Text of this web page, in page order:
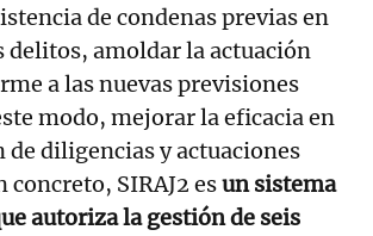
de condenas previas en
delitos, amoldar la actuación
a las nuevas previsiones
modo, mejorar la eficacia en
diligencias y actuaciones
concreto, SIRAJ2 esun sistema
autoriza la gestión de seis